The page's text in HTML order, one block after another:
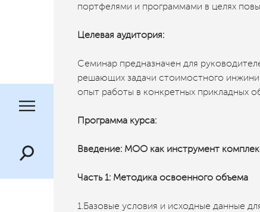
портфелями и программами в целях
Целевая аудитория:
Семинар предназначен для
решающих задачи стоимостного
опыт работы в конкретных прикладных
Программа курса:
Введение: МОО как инструмент
Часть 1: Методика освоенного объема
1.Базовые условия и исходные данные